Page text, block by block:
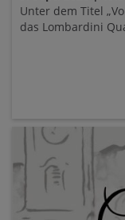
Unter dem Titel
das Lombardini